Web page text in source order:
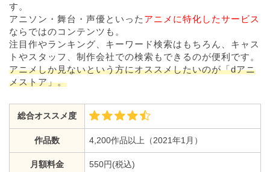
す。
アニソン・舞台・声優といった アニメに特化したサービス
ならではのコンテンツも。
注目作やランキング、キーワード検索はもちろん、キャス
トやスタッフ、制作会社での検索もできるのが便利です。
アニメしか見ないという方にオススメしたいのが「dアニ
メストア」。
総合オススメ度
作品数 4,200作品以上（2021年1月）
月額料金 550円(税込)